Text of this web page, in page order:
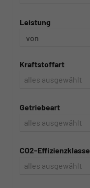
Leistung
Kraftstoffart
alles ausgewählt
Getriebeart
alles ausgewählt
CO2-Effizienzklasse
alles ausgewählt